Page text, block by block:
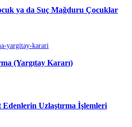
ya da Suç Mağduru Çocuklar
(Yargıtay Kararı)
Edenlerin Uzlaştırma İşlemleri